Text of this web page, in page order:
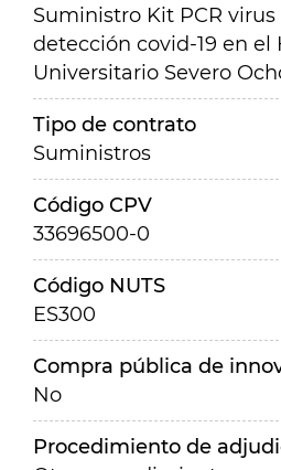
Suministro Kit PCR virus
detección covid-19 en el
Universitario Severo
Tipo de contrato
Suministros
Código CPV
33696500-0
Código NUTS
ES300
Compra pública de
No
Procedimiento de